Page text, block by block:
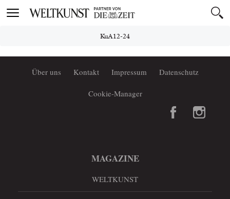
Toggle
KuA12-24
Über uns Kontakt Impressum Datenschutz
Cookie-Manager
MAGAZINE
WELTKUNST